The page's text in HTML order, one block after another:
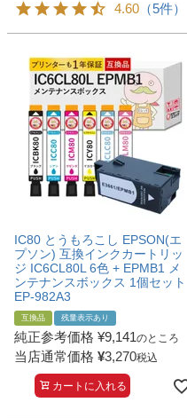
4.60 （5件）
IC80 とうもろこし EPSON(エ
プソン) 互換インクカートリッ
ジ IC6CL80L 6色 + EPMB1 メ
ンテナンスボックス 1個セット
EP-982A3
互換品 残量表示あり
純正参考価格 ¥9,141のところ
当店通常価格 ¥3,270税込
カートに入れる